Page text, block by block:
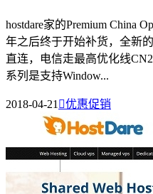
hostdare家的Premium China
年之后终于开始补货，全新
直连，电信走最高优化线
系列是支持Window...
2018-04-21 优惠促销